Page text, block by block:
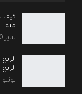
كيف
منه
يناير 10, 2023
يونيو 27, 2024